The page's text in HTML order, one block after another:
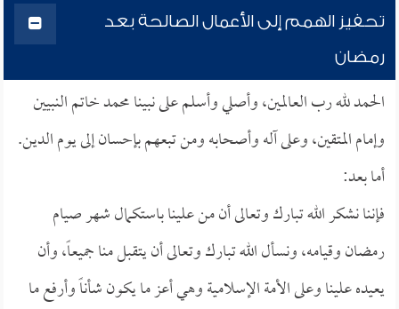
تحفيز الهمم إلى الأعمال الصالحة بعد
رمضان
الحمد لله رب العالمين، وأصلي وأسلم على نبينا محمد خاتم النبيين
وإمام المتقين، وعلى آله وأصحابه ومن تبعهم بإحسان إلى يوم الدين.
أما بعد:
فإننا نشكر الله تبارك وتعالى أن من علينا باستكمال شهر صيام
رمضان وقيامه، ونسأل الله تبارك وتعالى أن يتقبل منا جميعاً، وأن
يعيده علينا وعلى الأمة الإسلامية وهي أعز ما يكون شأناً وأرفع ما